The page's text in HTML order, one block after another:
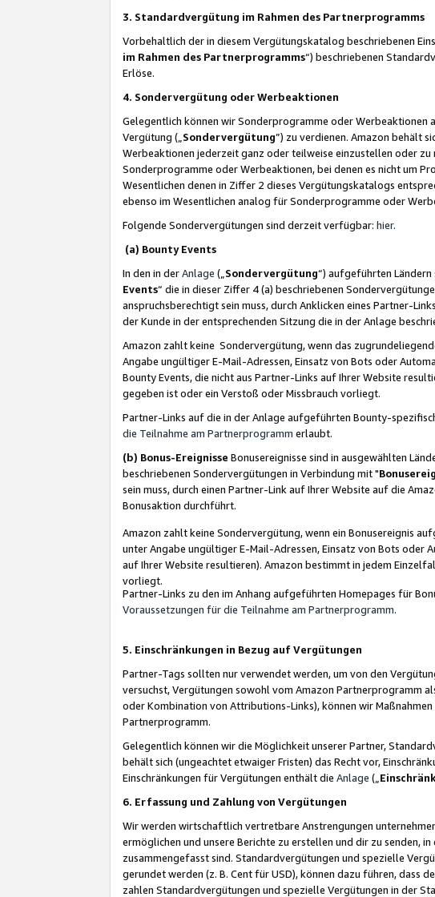
3. Standardvergütung im Rahmen des Partnerprogramms
Vorbehaltlich der in diesem Vergütungskatalog beschriebenen
im Rahmen des Partnerprogramms“) beschriebenen
Erlöse.
4. Sondervergütung oder Werbeaktionen
Gelegentlich können wir Sonderprogramme oder
Vergütung („ Sondervergütung”) zu verdienen. Amazon behält
Werbeaktionen jederzeit ganz oder teilweise einzustellen oder
Sonderprogramme oder Werbeaktionen, bei denen es nicht um
Wesentlichen denen in Ziffer 2 dieses Vergütungskatalogs
ebenso im Wesentlichen analog für Sonderprogramme oder
Folgende Sondervergütungen sind derzeit verfügbar: hier.
(a) Bounty Events
In den in derAnlage („ Sondervergütung“) aufgeführten Ländern
Events“ die in dieser Ziffer 4 (a) beschriebenen
anspruchsberechtigt sein muss, durch Anklicken eines Partner-
der Kunde in der entsprechenden Sitzung die in der Anlage
Amazon zahlt keine Sondervergütung, wenn das
Angabe ungültiger E-Mail-Adressen, Einsatz von Bots oder
Bounty Events, die nicht aus Partner-Links auf Ihrer Website
gegeben ist oder ein Verstoß oder Missbrauch vorliegt.
Partner-Links auf die in der Anlage aufgeführten Bounty-
die Teilnahme am Partnerprogramm erlaubt.
(b) Bonus-Ereignisse Bonusereignisse sind in ausgewählten
beschriebenen Sondervergütungen in Verbindung mit "
sein muss, durch einen Partner-Link auf Ihrer Website auf die
Bonusaktion durchführt.
Amazon zahlt keine Sondervergütung, wenn ein Bonusereignis
unter Angabe ungültiger E-Mail-Adressen, Einsatz von Bots oder
auf Ihrer Website resultieren). Amazon bestimmt in jedem
vorliegt.
Partner-Links zu den im Anhang aufgeführten Homepages für
Voraussetzungen für die Teilnahme am Partnerprogramm.
5. Einschränkungen in Bezug auf Vergütungen
Partner-Tags sollten nur verwendet werden, um von den
versuchst, Vergütungen sowohl vom Amazon Partnerprogramm
oder Kombination von Attributions-Links), können wir
Partnerprogramm.
Gelegentlich können wir die Möglichkeit unserer Partner,
behält sich (ungeachtet etwaiger Fristen) das Recht vor,
Einschränkungen für Vergütungen enthält die Anlage („
6. Erfassung und Zahlung von Vergütungen
Wir werden wirtschaftlich vertretbare Anstrengungen
ermöglichen und unsere Berichte zu erstellen und dir zu senden,
zusammengefasst sind. Standardvergütungen und spezielle
gerundet werden (z. B. Cent für USD), können dazu führen,
zahlen Standardvergütungen und spezielle Vergütungen in der